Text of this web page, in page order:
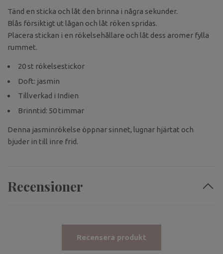
Tänd en sticka och låt den brinna i några sekunder.
Blås försiktigt ut lågan och låt röken spridas.
Placera stickan i en rökelsehållare och låt dess aromer fylla
rummet.
20 st rökelsestickor
Doft: jasmin
Tillverkad i Indien
Brinntid: 50 timmar
Denna jasminrökelse öppnar sinnet, lugnar hjärtat och
bjuder in till inre frid.
Recensioner
Recensera produkt